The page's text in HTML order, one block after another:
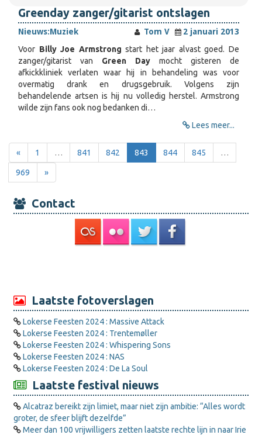
Greenday zanger/gitarist ontslagen
Nieuws:Muziek Tom V
2 januari 2013
Voor Billy Joe Armstrong start het jaar alvast goed. De
zanger/gitarist van Green Day mocht gisteren de
afkickkliniek verlaten waar hij in behandeling was voor
overmatig drank en drugsgebruik. Volgens zijn
behandelende artsen is hij nu volledig herstel. Armstrong
wilde zijn fans ook nog bedanken di…
Lees meer...
« 1 … 841 842 843 844 845 …
969 »
Contact
Laatste fotoverslagen
Lokerse Feesten 2024 : Massive Attack
Lokerse Feesten 2024 : Trentemøller
Lokerse Feesten 2024 : Whispering Sons
Lokerse Feesten 2024 : NAS
Lokerse Feesten 2024 : De La Soul
Laatste festival nieuws
Alcatraz bereikt zijn limiet, maar niet zijn ambitie: “Alles wordt
groter, de sfeer blijft dezelfde”
Meer dan 100 vrijwilligers zetten laatste rechte lijn in naar Irie